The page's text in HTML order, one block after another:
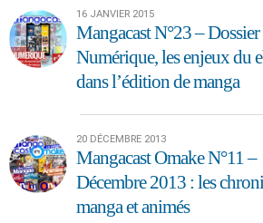
16 JANVIER 2015
Mangacast N°23 – Dossier
Numérique, les enjeux du
dans l’édition de manga
20 DÉCEMBRE 2013
Mangacast Omake N°11 –
Décembre 2013 : les
manga et animés